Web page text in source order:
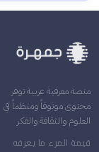
منصة معرفية عربية توفر
محتوى موثوقاً ومنظماً في
العلوم والثقافة والفكر
قيمة المرء ما يعرفه